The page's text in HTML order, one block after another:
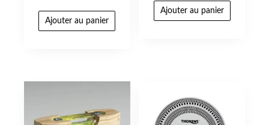
Ajouter au panier
Ajouter au panier